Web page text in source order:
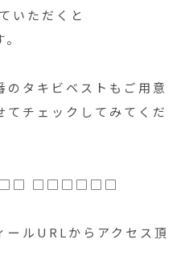
いただくと
のタキビベストもご用意
てチェックしてみてくだ
□□□□□□
ールURLからアクセス頂